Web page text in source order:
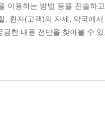
이용하는 방법 등을 진솔하
환자(고객)의 자세, 약국에
한 내용 전반을 찾아볼 수